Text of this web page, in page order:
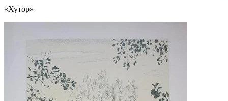
«Хутор»